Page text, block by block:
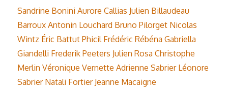
Sandrine Bonini Aurore Callias Julien Billaudeau
Barroux Antonin Louchard Bruno Pilorget Nicolas
Wintz Éric Battut Phicil Frédéric Rébéna Gabriella
Giandelli Frederik Peeters Julien Rosa Christophe
Merlin Véronique Vernette Adrienne Sabrier Léonore
Sabrier Natali Fortier Jeanne Macaigne